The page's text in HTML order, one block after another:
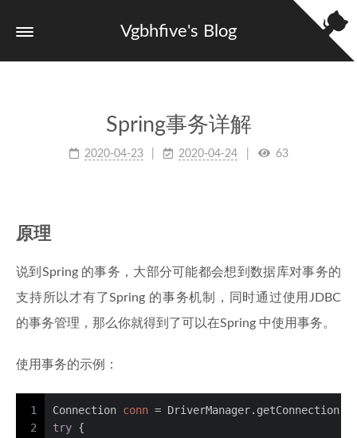
Vgbhfive's Blog
Spring事务详解
2020-04-23 2020-04-24 63
原理
说到Spring 的事务，大部分可能都会想到数据库对事务的
支持所以才有了Spring 的事务机制，同时通过使用JDBC
的事务管理，那么你就得到了可以在Spring 中使用事务。
使用事务的示例：
1
2
Connection conn =
try {